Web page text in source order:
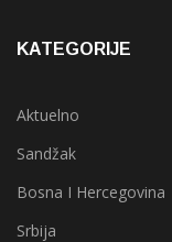
KATEGORIJE
Aktuelno
Sandžak
Bosna I Hercegovina
Srbija